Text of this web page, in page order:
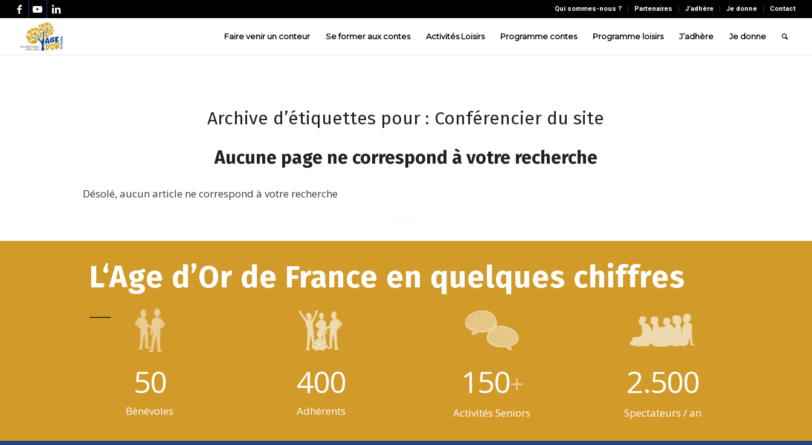
Qui sommes-nous ? Partenaires J’adhère Je donne Contact
Faire venir un conteur Se former aux contes Activités Loisirs Programme contes Programme loisirs J’adhère Je donne
Archive d’étiquettes pour : Conférencier du site
Aucune page ne correspond à votre recherche
Désolé, aucun article ne correspond à votre recherche
L‘Age d’Or de France en quelques chiffres
50
Bénévoles
400
Adhérents
150+
Activités Seniors
2.500
Spectateurs / an